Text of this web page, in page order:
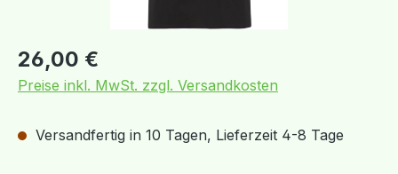
Regulärer Preis:
26,00 €
Preise inkl. MwSt. zzgl. Versandkosten
Versandfertig in 10 Tagen, Lieferzeit 4-8 Tage